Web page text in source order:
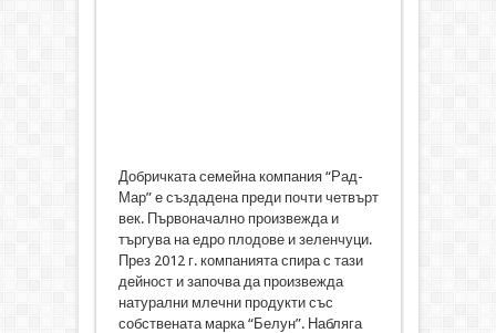
Добричката семейна компания “Рад-
Мар” е създадена преди почти четвърт
век. Първоначално произвежда и
търгува на едро плодове и зеленчуци.
През 2012 г. компанията спира с тази
дейност и започва да произвежда
натурални млечни продукти със
собствената марка “Белун”. Набляга